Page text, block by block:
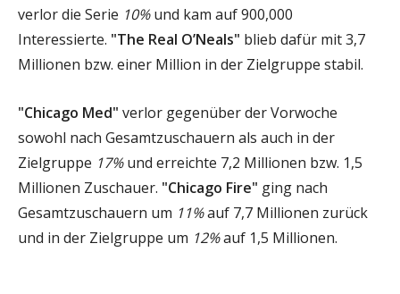
verlor die Serie 10%und kam auf 900,000
Interessierte. "The Real O’Neals" blieb dafür mit 3,7
Millionen bzw. einer Million in der Zielgruppe stabil.
"Chicago Med" verlor gegenüber der Vorwoche
sowohl nach Gesamtzuschauern als auch in der
Zielgruppe 17%und erreichte 7,2 Millionen bzw. 1,5
Millionen Zuschauer. "Chicago Fire" ging nach
Gesamtzuschauern um 11%auf 7,7 Millionen zurück
und in der Zielgruppe um 12%auf 1,5 Millionen.